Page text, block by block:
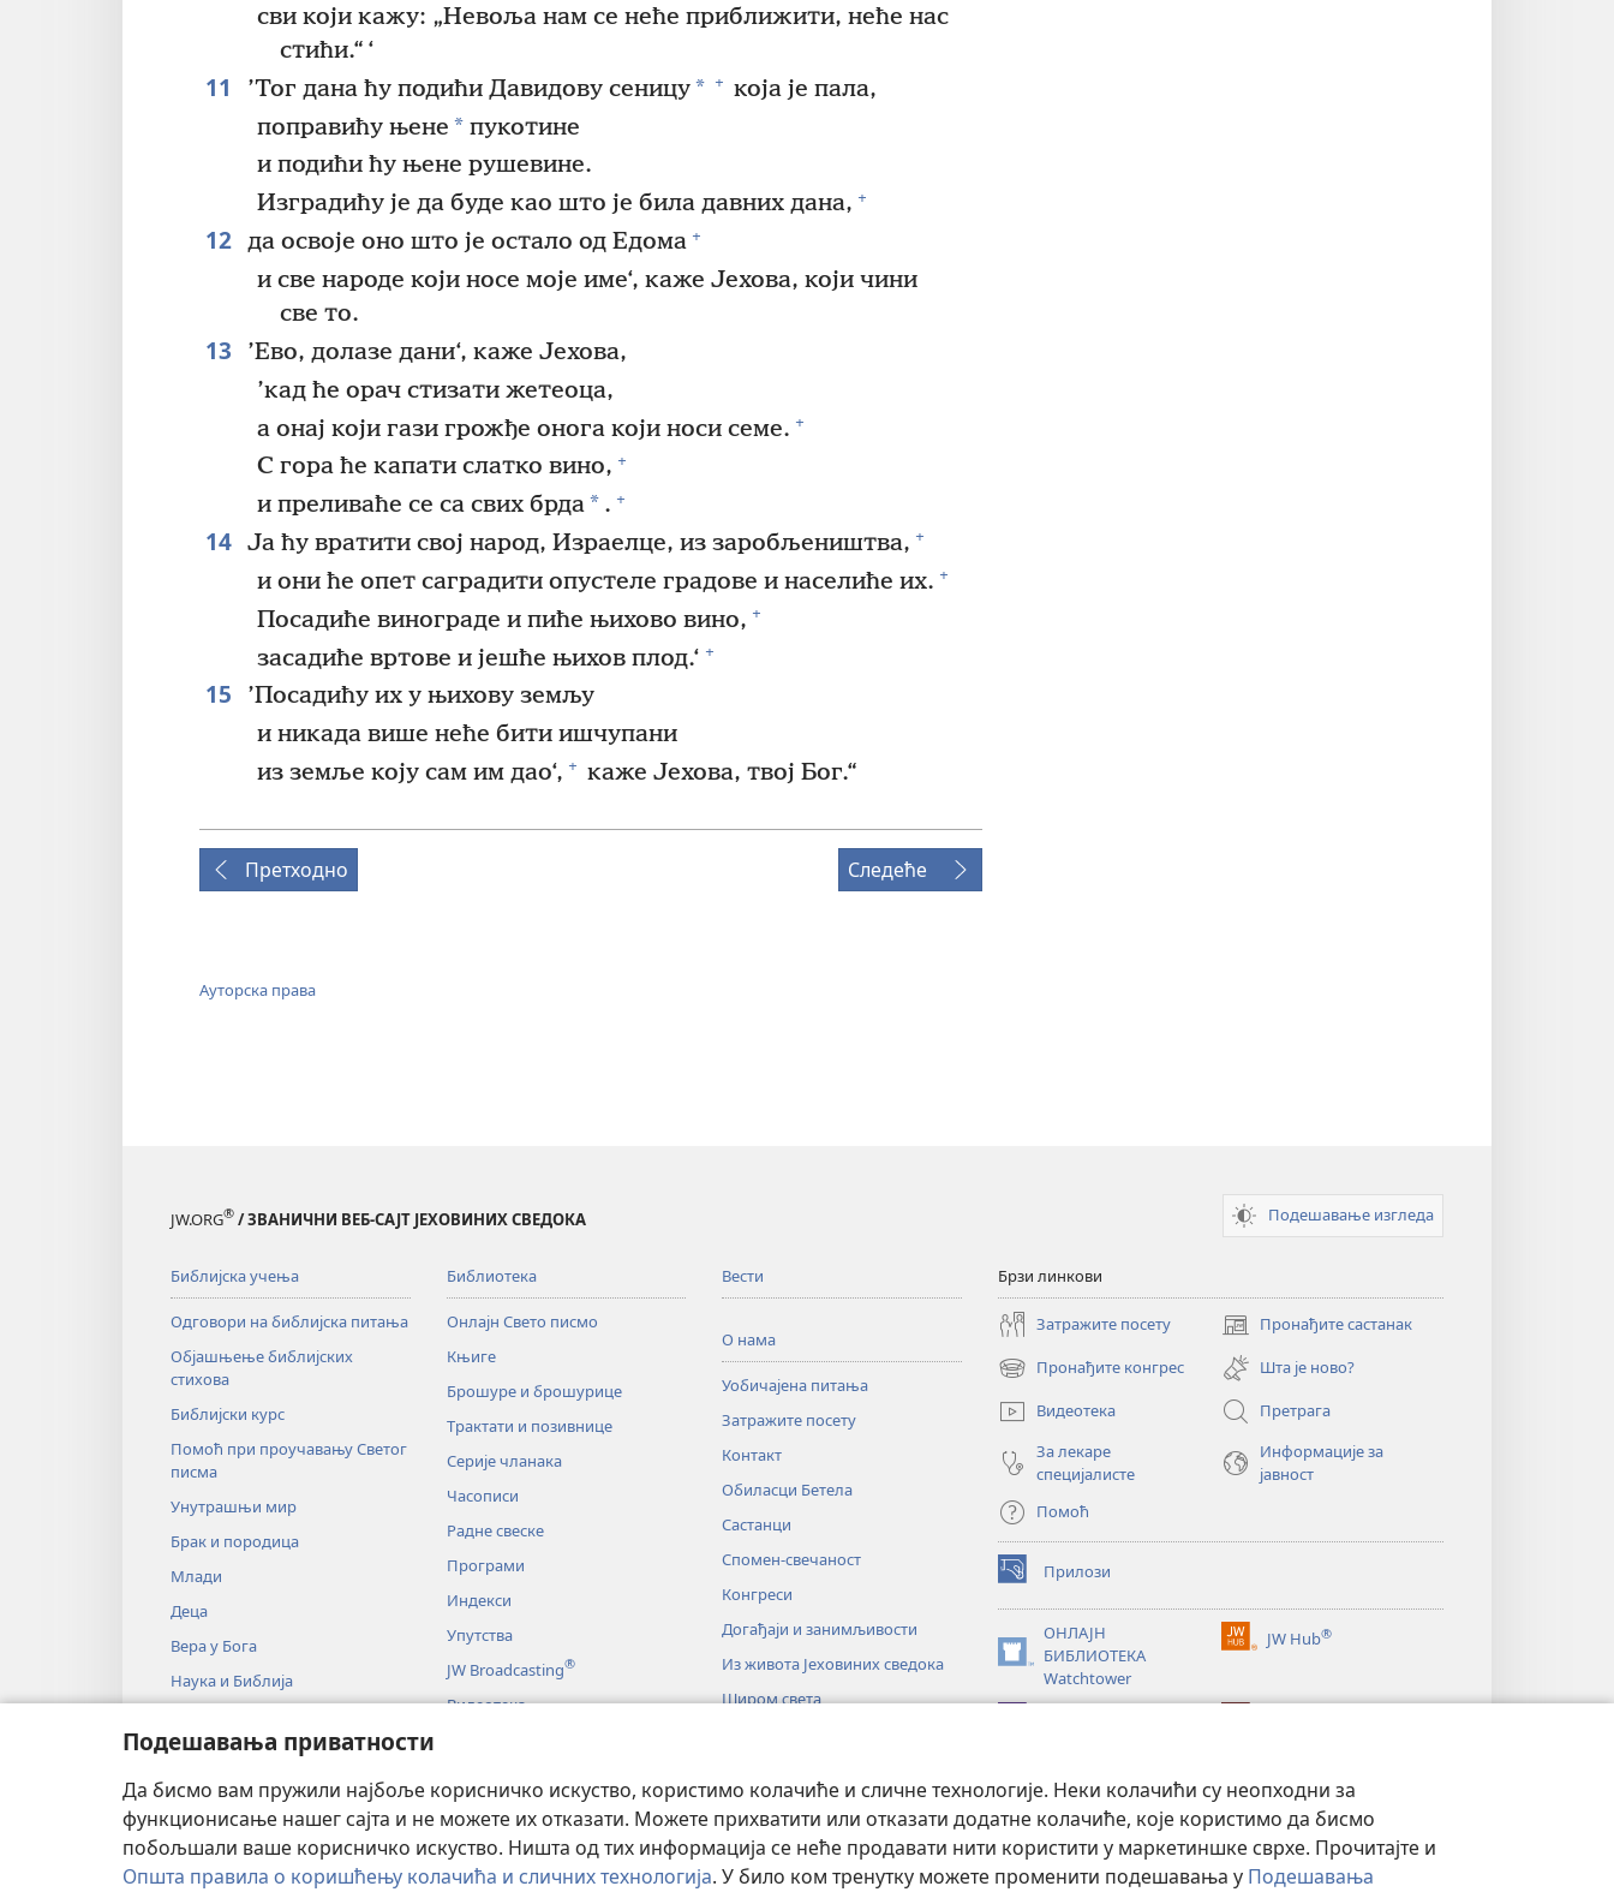
Подешавања приватности
Да бисмо вам пружили најбоље корисничко искуство, користимо колачиће и сличне технологије. Неки колачићи су неопходни за
функционисање нашег сајта и не можете их отказати. Можете прихватити или отказати додатне колачиће, које користимо да бисмо
побољшали ваше корисничко искуство. Ништа од тих информација се неће продавати нити користити у маркетиншке сврхе. Прочитајте и
Општа правила о коришћењу колачића и сличних технологија. У било ком тренутку можете променити подешавања у Подешавања
сви који кажу: „Невоља нам се неће приближити, неће нас
стићи.“ ‘
11 ’Тог дана ћу подићи Давидову сеницу* + која је пала,
поправићу њене * пукотине
и подићи ћу њене рушевине.
Изградићу је да буде као што је била давних дана, +
12 да освоје оно што је остало од Едома +
и све народе који носе моје име‘, каже Јехова, који чини
све то.
13
’Ево, долазе дани‘, каже Јехова,
’кад ће орач стизати жетеоца,
а онај који гази грожђе онога који носи семе. +
С гора ће капати слатко вино, +
и преливаће се са свих брда* . +
14 Ја ћу вратити свој народ, Израелце, из заробљеништва, +
и они ће опет саградити опустеле градове и населиће их. +
Посадиће винограде и пиће њихово вино, +
засадиће вртове и јешће њихов плод.‘ +
15
’Посадићу их у њихову земљу
и никада више неће бити ишчупани
из земље коју сам им дао‘, + каже Јехова, твој Бог.“
Претходно Следеће
Ауторска права
JW.ORG® / ЗВАНИЧНИ ВЕБ-САЈТ ЈЕХОВИНИХ СВЕДОКА Подешавање изгледа
Библијска учења
Одговори на библијска питања
Објашњење библијских
стихова
Библијски курс
Помоћ при проучавању Светог
писма
Унутрашњи мир
Брак и породица
Млади
Деца
Вера у Бога
Наука и Библија
Библиотека
Онлајн Свето писмо
Књиге
Брошуре и брошурице
Трактати и позивнице
Серије чланака
Часописи
Радне свеске
Програми
Индекси
Упутства
JW Broadcasting®
Видеотека
Драмско читање Светог писма
Вести
О нама
Уобичајена питања
Затражите посету
Контакт
Обиласци Бетела
Састанци
Спомен-свечаност
Конгреси
Догађаји и занимљивости
Из живота Јеховиних сведока
Широм света
Брзи линкови
Затражите посету Пронађите састанак
(отвара
нови
прозор)
Пронађите конгрес
(отвара
нови
прозор)
Шта је ново?
Видеотека
Претрага
За лекаре
специјалисте
Информације за
јавност
Помоћ
Прилози
(отвара
нови
прозор)ОНЛАЈН
БИБЛИОТЕКА
Watchtower
(отвара
JW Hub®
(отвара